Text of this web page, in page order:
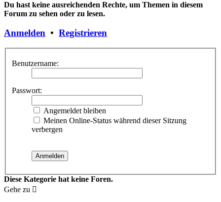
Du hast keine ausreichenden Rechte, um Themen in diesem
Forum zu sehen oder zu lesen.
Anmelden • Registrieren
Benutzername:
Passwort:
Angemeldet bleiben
Meinen Online-Status während dieser Sitzung
verbergen
Diese Kategorie hat keine Foren.
Gehe zu